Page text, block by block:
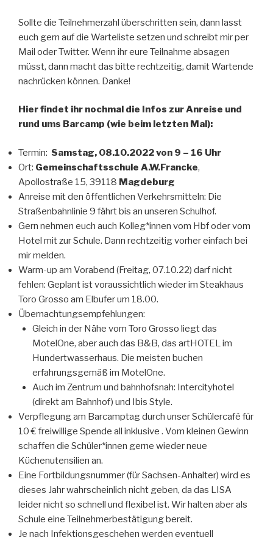
Sollte die Teilnehmerzahl überschritten sein, dann lasst
euch gern auf die Warteliste setzen und schreibt mir per
Mail oder Twitter. Wenn ihr eure Teilnahme absagen
müsst, dann macht das bitte rechtzeitig, damit Wartende
nachrücken können. Danke!
Hier findet ihr nochmal die Infos zur Anreise und
rund ums Barcamp (wie beim letzten Mal):
Termin: Samstag, 08.10.2022 von 9 – 16 Uhr
Ort: Gemeinschaftsschule A.W.Francke,
Apollostraße 15, 39118 Magdeburg
Anreise mit den öffentlichen Verkehrsmitteln: Die
Straßenbahnlinie 9 fährt bis an unseren Schulhof.
Gern nehmen euch auch Kolleg*innen vom Hbf oder vom
Hotel mit zur Schule. Dann rechtzeitig vorher einfach bei
mir melden.
Warm-up am Vorabend (Freitag, 07.10.22) darf nicht
fehlen: Geplant ist voraussichtlich wieder im Steakhaus
Toro Grosso am Elbufer um 18.00.
Übernachtungsempfehlungen:
Gleich in der Nähe vom Toro Grosso liegt das
MotelOne, aber auch das B&B, das artHOTEL im
Hundertwasserhaus. Die meisten buchen
erfahrungsgemäß im MotelOne.
Auch im Zentrum und bahnhofsnah: Intercityhotel
(direkt am Bahnhof) und Ibis Style.
Verpflegung am Barcamptag durch unser Schülercafé für
10 € freiwillige Spende all inklusive . Vom kleinen Gewinn
schaffen die Schüler*innen gerne wieder neue
Küchenutensilien an.
Eine Fortbildungsnummer (für Sachsen-Anhalter) wird es
dieses Jahr wahrscheinlich nicht geben, da das LISA
leider nicht so schnell und flexibel ist. Wir halten aber als
Schule eine Teilnehmerbestätigung bereit.
Je nach Infektionsgeschehen werden eventuell